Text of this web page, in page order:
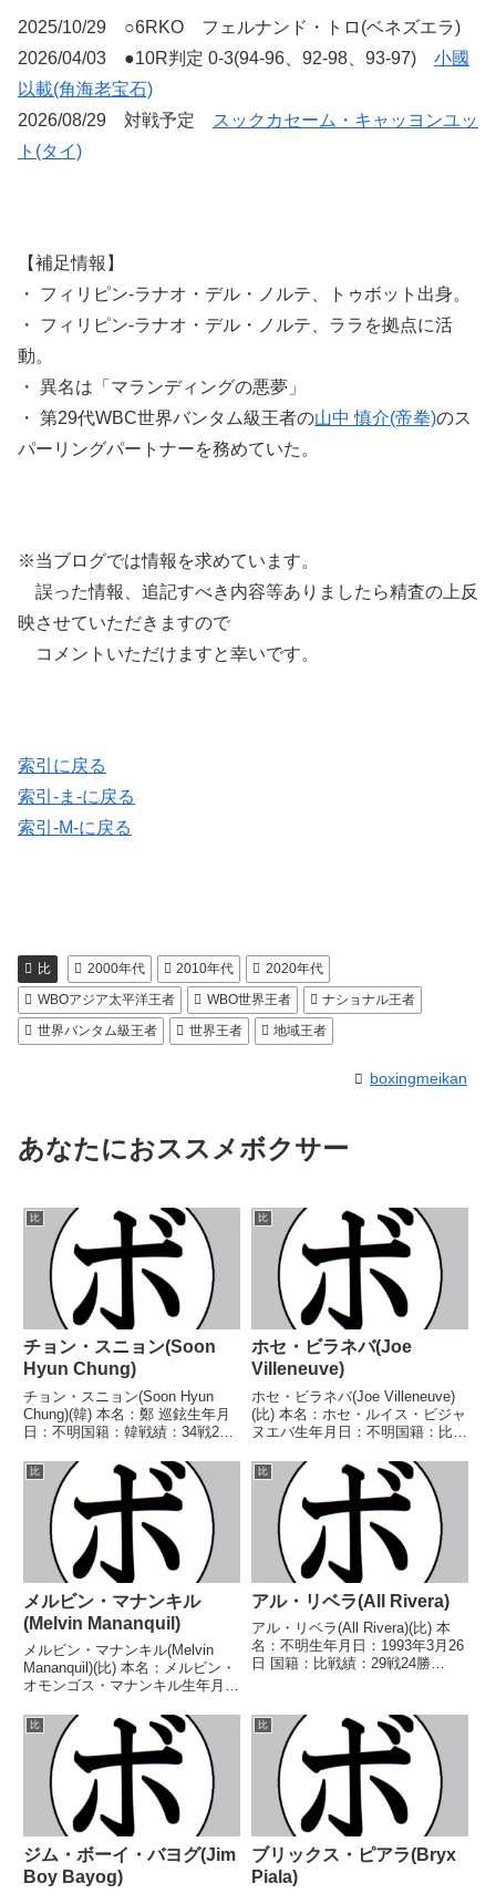
2025/10/29 ○6RKO フェルナンド・トロ(ベネズエラ)
2026/04/03 ●10R判定 0-3(94-96、92-98、93-97) 小國
以載(角海老宝石)
2026/08/29 対戦予定
スックカセーム・キャッヨンユッ
ト(タイ)
【補足情報】
・ フィリピン-ラナオ・デル・ノルテ、トゥボット出身。
・ フィリピン-ラナオ・デル・ノルテ、ララを拠点に活
動。
・ 異名は「マランディングの悪夢」
・ 第29代WBC世界バンタム級王者の山中 慎介(帝拳)のス
パーリングパートナーを務めていた。
※当ブログでは情報を求めています。
誤った情報、追記すべき内容等ありましたら精査の上反
映させていただきますので
コメントいただけますと幸いです。
索引に戻る
索引-ま-に戻る
索引-M-に戻る
比 2000年代 2010年代
2020年代
WBOアジア太平洋王者
WBO世界王者
ナショナル王者
世界バンタム級王者
世界王者 地域王者
boxingmeikan
あなたにおススメボクサー
比
チョン・スニョン(Soon
Hyun Chung)
チョン・スニョン(Soon Hyun
Chung)(韓) 本名：鄭 巡鉉生年月
日：不明国籍：韓戦績：34戦28
国スーパーバンタム級王座第12
代OPBF東洋太平洋スーパーバン
タム級王座第14代OPBF東洋...
比
ホセ・ビラネバ(Joe
Villeneuve)
ホセ・ビラネバ(Joe Villeneuve)
(比) 本名：ホセ・ルイス・ビジャ
ヌエバ生年月日：不明国籍：比戦
得タイトル】カナダバンタム級王
座 【戦歴】1925/06/01 ○KO (ラ
ウンド不明) ...
比
メルビン・マナンキル
(Melvin Mananquil)
メルビン・マナンキル(Melvin
Mananquil)(比) 本名：メルビン・
オモンゴス・マナンキル生年月
績：22戦8勝(1KO)10敗4分 【獲
得タイトル】なし 【戦歴】
2015/11/29 ●4R判定...
比
アル・リベラ(All Rivera)
アル・リベラ(All Rivera)(比) 本
名：不明生年月日：1993年3月26
日 国籍：比戦績：29戦24勝
代OPBF東洋太平洋スーパーライ
ト級王座 【戦歴】2011/0...
比
ジム・ボーイ・バヨグ(Jim
Boy Bayog)
比
ブリックス・ピアラ(Bryx
Piala)